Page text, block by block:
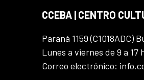
CCEBA | CENTRO
Paraná 1159 (C1018ADC)
Lunes a viernes de 9 a 17
Correo electrónico: